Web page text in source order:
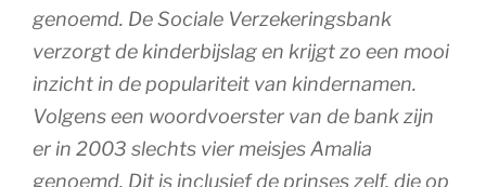
genoemd. De Sociale Verzekeringsbank
verzorgt de kinderbijslag en krijgt zo een mooi
inzicht in de populariteit van kindernamen.
Volgens een woordvoerster van de bank zijn
er in 2003 slechts vier meisjes Amalia
genoemd. Dit is inclusief de prinses zelf, die op